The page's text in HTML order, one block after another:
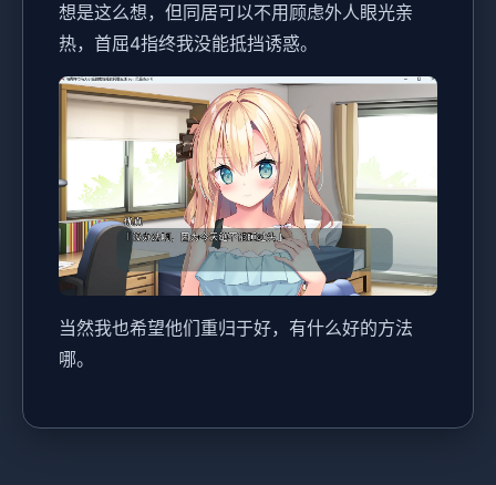
想是这么想，但同居可以不用顾虑外人眼光亲
热，首屈4指终我没能抵挡诱惑。
当然我也希望他们重归于好，有什么好的方法
哪。